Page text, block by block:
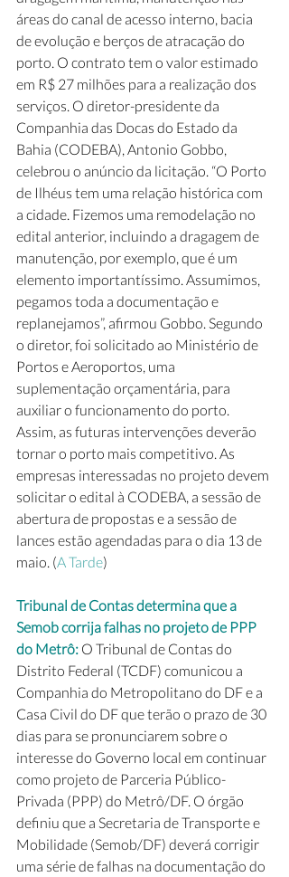
áreas do canal de acesso interno, bacia
de evolução e berços de atracação do
porto. O contrato tem o valor estimado
em R$ 27 milhões para a realização dos
serviços. O diretor-presidente da
Companhia das Docas do Estado da
Bahia (CODEBA), Antonio Gobbo,
celebrou o anúncio da licitação. “O Porto
de Ilhéus tem uma relação histórica com
a cidade. Fizemos uma remodelação no
edital anterior, incluindo a dragagem de
manutenção, por exemplo, que é um
elemento importantíssimo. Assumimos,
pegamos toda a documentação e
replanejamos”, afirmou Gobbo. Segundo
o diretor, foi solicitado ao Ministério de
Portos e Aeroportos, uma
suplementação orçamentária, para
auxiliar o funcionamento do porto.
Assim, as futuras intervenções deverão
tornar o porto mais competitivo. As
empresas interessadas no projeto devem
solicitar o edital à CODEBA, a sessão de
abertura de propostas e a sessão de
lances estão agendadas para o dia 13 de
maio. (A Tarde)
Tribunal de Contas determina que a
Semob corrija falhas no projeto de PPP
do Metrô: O Tribunal de Contas do
Distrito Federal (TCDF) comunicou a
Companhia do Metropolitano do DF e a
Casa Civil do DF que terão o prazo de 30
dias para se pronunciarem sobre o
interesse do Governo local em continuar
como projeto de Parceria Público-
Privada (PPP) do Metrô/DF. O órgão
definiu que a Secretaria de Transporte e
Mobilidade (Semob/DF) deverá corrigir
uma série de falhas na documentação do